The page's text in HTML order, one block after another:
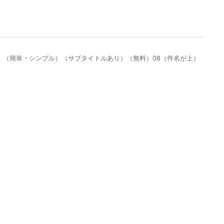
簡単・シンプル）（サブタイトルあり）（無料）08（件名が上）